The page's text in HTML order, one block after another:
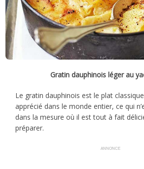
Gratin dauphinois léger au
Le gratin dauphinois est le plat
apprécié dans le monde entier, ce qui
dans la mesure où il est tout à fait
préparer.
ANNONCE